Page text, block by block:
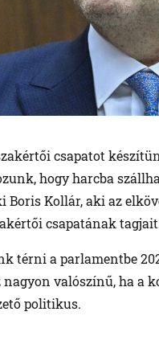
csapatot
hogy harcba
Boris Kollár, aki az
csapatának
térni a parlamentbe
valószínű, ha a
politikus.